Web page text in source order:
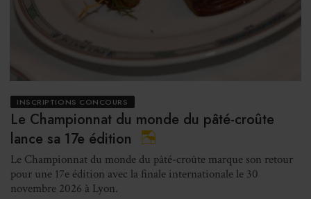
INSCRIPTIONS CONCOURS
Le Championnat du monde du pâté-croûte
lance sa 17e édition
Le Championnat du monde du pâté-croûte marque son retour
pour une 17e édition avec la finale internationale le 30
novembre 2026 à Lyon.